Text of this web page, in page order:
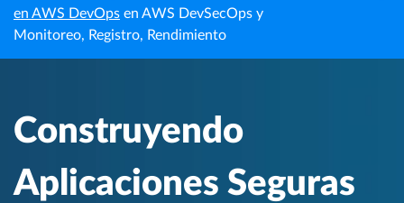
en AWS DevOps en AWS DevSecOps y
Monitoreo, Registro, Rendimiento
Inicio
Centro de
Conocimiento
Construyendo Aplicaciones Seguras con el
OWASP Top 10
Construyendo
Aplicaciones Seguras